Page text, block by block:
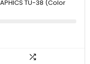
TU-38 (Color